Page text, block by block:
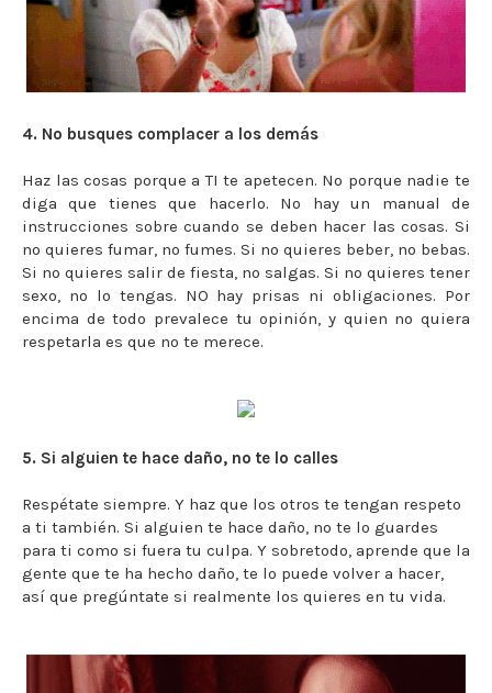
4. No busques complacer a los demás
Haz las cosas porque a TI te apetecen. No porque nadie te
diga que tienes que hacerlo. No hay un manual de
instrucciones sobre cuando se deben hacer las cosas. Si
no quieres fumar, no fumes. Si no quieres beber, no bebas.
Si no quieres salir de fiesta, no salgas. Si no quieres tener
sexo, no lo tengas. NO hay prisas ni obligaciones. Por
encima de todo prevalece tu opinión, y quien no quiera
respetarla es que no te merece.
5. Si alguien te hace daño, no te lo calles
Respétate siempre. Y haz que los otros te tengan respeto
a ti también. Si alguien te hace daño, no te lo guardes
para ti como si fuera tu culpa. Y sobretodo, aprende que la
gente que te ha hecho daño, te lo puede volver a hacer,
así que pregúntate si realmente los quieres en tu vida.